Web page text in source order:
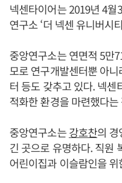
넥센타이어는 2019년 4
연구소 ‘더 넥센 유니버시
중앙연구소는 연면적 5만
모로 연구개발센터뿐 아
터 등도 갖추고 있다. 넥센
적화한 환경을 마련했다
중앙연구소는강호찬의
긴 곳으로 유명하다. 직원
어린이집과 이슬람인을